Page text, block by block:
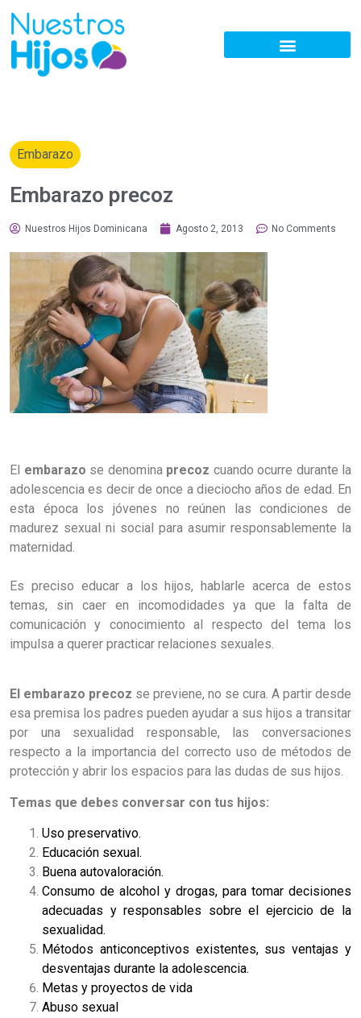
Embarazo
Embarazo precoz
Nuestros Hijos Dominicana Agosto 2, 2013 No Comments
El embarazo se denomina precoz cuando ocurre durante la
adolescencia es decir de once a dieciocho años de edad. En
esta época los jóvenes no reúnen las condiciones de
madurez sexual ni social para asumir responsablemente la
maternidad.
Es preciso educar a los hijos, hablarle acerca de estos
temas, sin caer en incomodidades ya que la falta de
comunicación y conocimiento al respecto del tema los
impulsa a querer practicar relaciones sexuales.
El embarazo precoz se previene, no se cura. A partir desde
esa premisa los padres pueden ayudar a sus hijos a transitar
por una sexualidad responsable, las conversaciones
respecto a la importancia del correcto uso de métodos de
protección y abrir los espacios para las dudas de sus hijos.
Temas que debes conversar con tus hijos:
Uso preservativo.
Educación sexual.
Buena autovaloración.
Consumo de alcohol y drogas, para tomar decisiones
adecuadas y responsables sobre el ejercicio de la
sexualidad.
Métodos anticonceptivos existentes, sus ventajas y
desventajas durante la adolescencia.
Metas y proyectos de vida
Abuso sexual